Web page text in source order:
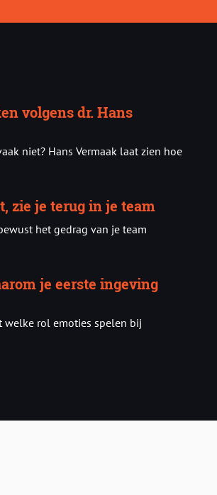
volgens dr. Hans
niet? Hans Vermaak laat zien hoe
zie je terug in je team
het gedrag van je team
je eerste ingeving
welke rol emoties spelen bij